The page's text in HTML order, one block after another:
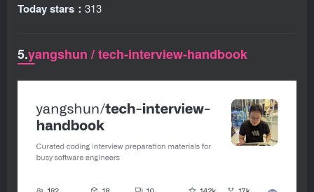
Today stars： 313
5.yangshun / tech-interview-handbook